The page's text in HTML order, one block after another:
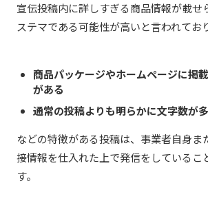
宣伝投稿内に詳しすぎる商品情報が載せ
ステマである可能性が高いと言われており
商品パッケージやホームページに掲
がある
通常の投稿よりも明らかに文字数が
などの特徴がある投稿は、事業者自身ま
接情報を仕入れた上で発信をしているこ
す。